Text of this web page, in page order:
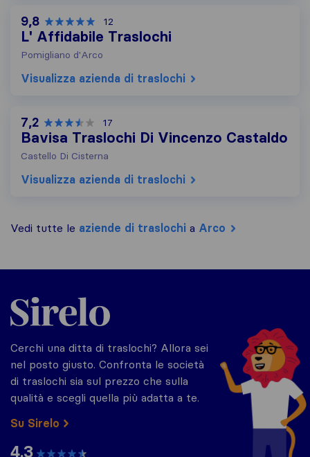
9,8 12
L' Affidabile Traslochi
Pomigliano d'Arco
Visualizza azienda di traslochi
7,2 17
Bavisa Traslochi Di Vincenzo Castaldo
Castello Di Cisterna
Visualizza azienda di traslochi
Vedi tutte le aziende di traslochi a Arco
Sirelo.it
Cerchi una ditta di traslochi? Allora sei
nel posto giusto. Confronta le società
di traslochi sia sul prezzo che sulla
qualità e scegli quella più adatta a te.
Su Sirelo
4.3